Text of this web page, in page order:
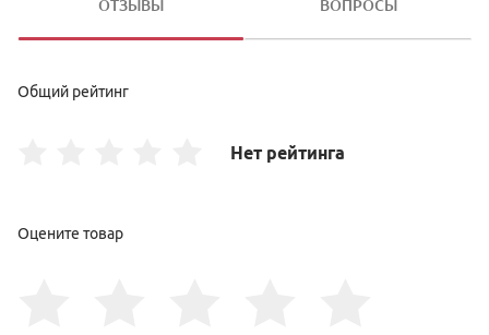
ОТЗЫВЫ ВОПРОСЫ
Общий рейтинг
Нет рейтинга
Оцените товар